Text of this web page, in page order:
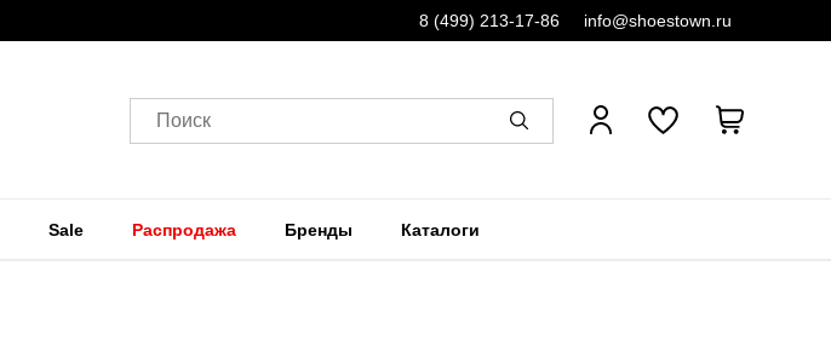
8 (499) 213-17-86 info@shoestown.ru
Поиск
Sale Распродажа Бренды Каталоги